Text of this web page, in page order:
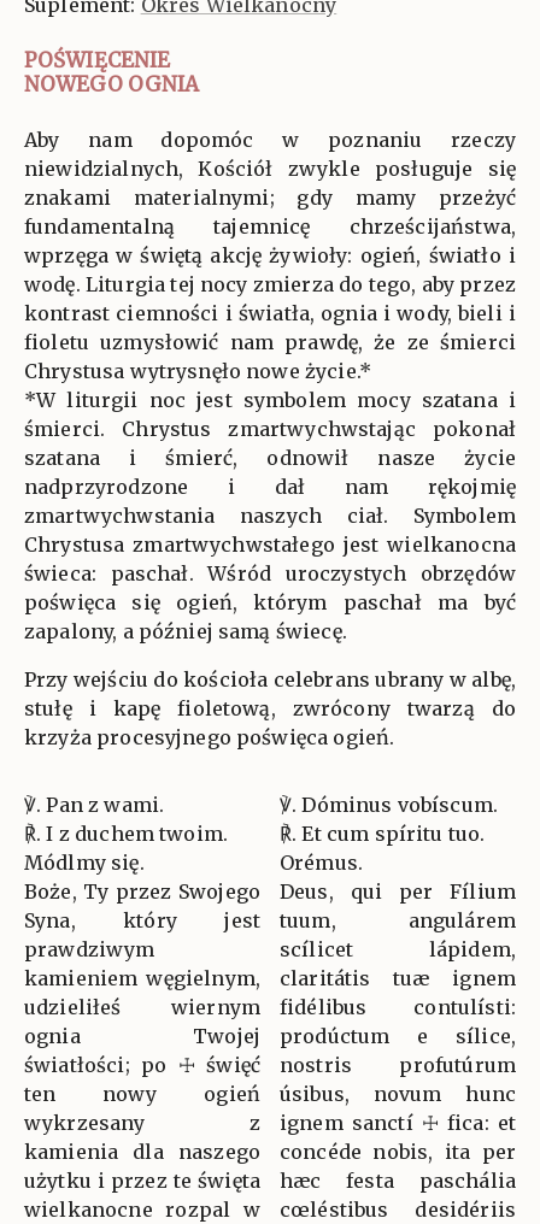
POŚWIĘCENIE
NOWEGO OGNIA
Aby nam dopomóc w poznaniu rzeczy
niewidzialnych, Kościół zwykle posługuje się
znakami materialnymi; gdy mamy przeżyć
fundamentalną tajemnicę chrześcijaństwa,
wprzęga w świętą akcję żywioły: ogień, światło i
wodę. Liturgia tej nocy zmierza do tego, aby przez
kontrast ciemności i światła, ognia i wody, bieli i
fioletu uzmysłowić nam prawdę, że ze śmierci
Chrystusa wytrysnęło nowe życie.*
*W liturgii noc jest symbolem mocy szatana i
śmierci. Chrystus zmartwychwstając pokonał
szatana i śmierć, odnowił nasze życie
nadprzyrodzone i dał nam rękojmię
zmartwychwstania naszych ciał. Symbolem
Chrystusa zmartwychwstałego jest wielkanocna
świeca: paschał. Wśród uroczystych obrzędów
poświęca się ogień, którym paschał ma być
zapalony, a później samą świecę.
Przy wejściu do kościoła celebrans ubrany w albę,
stułę i kapę fioletową, zwrócony twarzą do
krzyża procesyjnego poświęca ogień.
℣. Pan z wami.
℟. I z duchem twoim.
Módlmy się.
Boże, Ty przez Swojego
Syna, który jest
prawdziwym
kamieniem węgielnym,
udzieliłeś wiernym
ognia Twojej
światłości; po ☩ święć
ten nowy ogień
wykrzesany z
kamienia dla naszego
użytku i przez te święta
wielkanocne rozpal w
℣. Dóminus vobíscum.
℟. Et cum spíritu tuo.
Orémus.
Deus, qui per Fílium
tuum, angulárem
scílicet lápidem,
claritátis tuæ ignem
fidélibus contulísti:
prodúctum e sílice,
nostris profutúrum
úsibus, novum hunc
ignem sanctí ☩ fica: et
concéde nobis, ita per
hæc festa paschália
cœléstibus desidériis